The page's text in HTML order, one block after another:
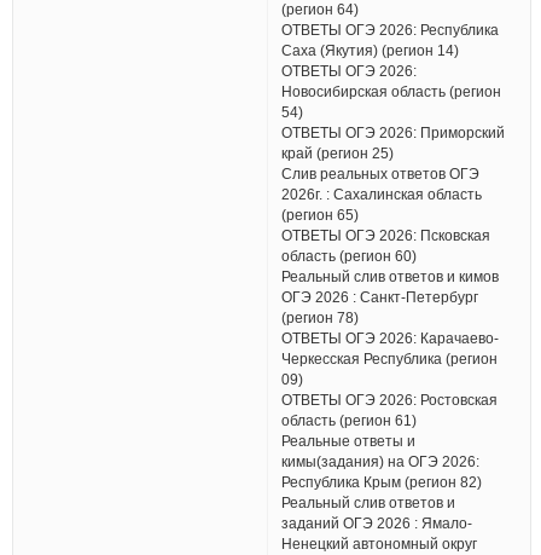
(регион 64)
ОТВЕТЫ ОГЭ 2026: Республика
Саха (Якутия) (регион 14)
ОТВЕТЫ ОГЭ 2026:
Новосибирская область (регион
54)
ОТВЕТЫ ОГЭ 2026: Приморский
край (регион 25)
Слив реальных ответов ОГЭ
2026г. : Сахалинская область
(регион 65)
ОТВЕТЫ ОГЭ 2026: Псковская
область (регион 60)
Реальный слив ответов и кимов
ОГЭ 2026 : Санкт-Петербург
(регион 78)
ОТВЕТЫ ОГЭ 2026: Карачаево-
Черкесская Республика (регион
09)
ОТВЕТЫ ОГЭ 2026: Ростовская
область (регион 61)
Реальные ответы и
кимы(задания) на ОГЭ 2026:
Республика Крым (регион 82)
Реальный слив ответов и
заданий ОГЭ 2026 : Ямало-
Ненецкий автономный округ